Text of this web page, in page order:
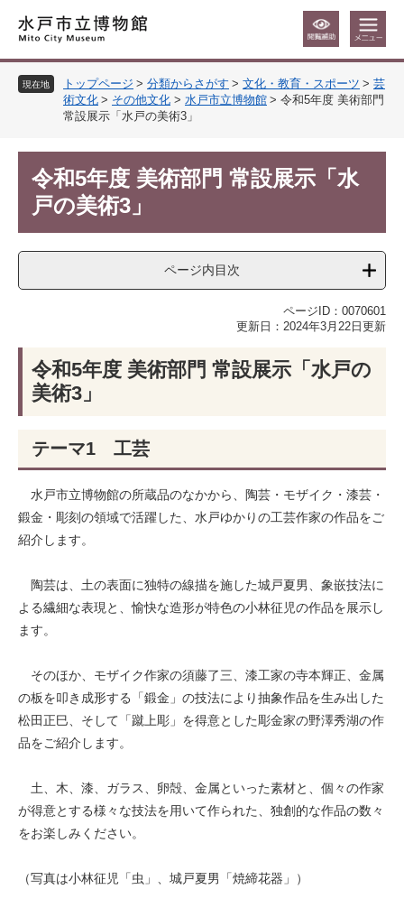
の
ー
現在地 トップページ > 分類からさがす > 文化・教育・スポーツ > 芸
術文化 > その他文化 > 水戸市立博物館 > 令和5年度 美術部門
常設展示「水戸の美術3」
令和5年度 美術部門 常設展示「水
戸の美術3」
ページ内目次
ページID：0070601
更新日：2024年3月22日更新
令和5年度 美術部門 常設展示「水戸の
美術3」
テーマ1 工芸
水戸市立博物館の所蔵品のなかから、陶芸・モザイク・漆芸・
鍛金・彫刻の領域で活躍した、水戸ゆかりの工芸作家の作品をご
紹介します。
陶芸は、土の表面に独特の線描を施した城戸夏男、象嵌技法に
よる繊細な表現と、愉快な造形が特色の小林征児の作品を展示し
ます。
そのほか、モザイク作家の須藤了三、漆工家の寺本輝正、金属
の板を叩き成形する「鍛金」の技法により抽象作品を生み出した
松田正巳、そして「蹴上彫」を得意とした彫金家の野澤秀湖の作
品をご紹介します。
土、木、漆、ガラス、卵殻、金属といった素材と、個々の作家
が得意とする様々な技法を用いて作られた、独創的な作品の数々
をお楽しみください。
（写真は小林征児「虫」、城戸夏男「焼締花器」）